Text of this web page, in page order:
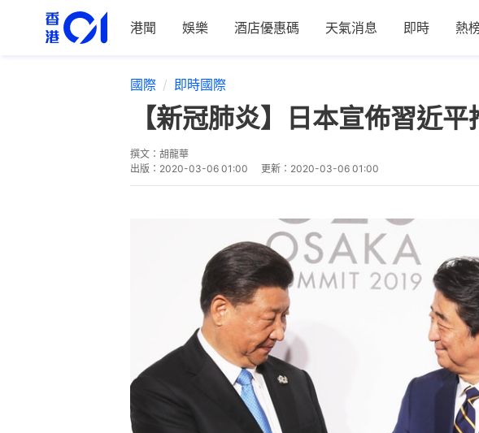
港聞 娛樂 酒店優惠碼 天氣消息 即時 熱
國際 即時國際
【新冠肺炎】日本宣佈習近
撰文： 胡龍華
出版： 2020-03-06 01:00 更新： 2020-03-06 01:00